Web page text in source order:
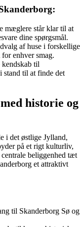
mæglere står klar til at
dine spørgsmål.
af huse i forskellige
for enhver smag.
til
stand til at finde det
historie og
i det østlige Jylland,
på et rigt kulturliv,
beliggenhed tæt
et attraktivt
til Skanderborg Sø og